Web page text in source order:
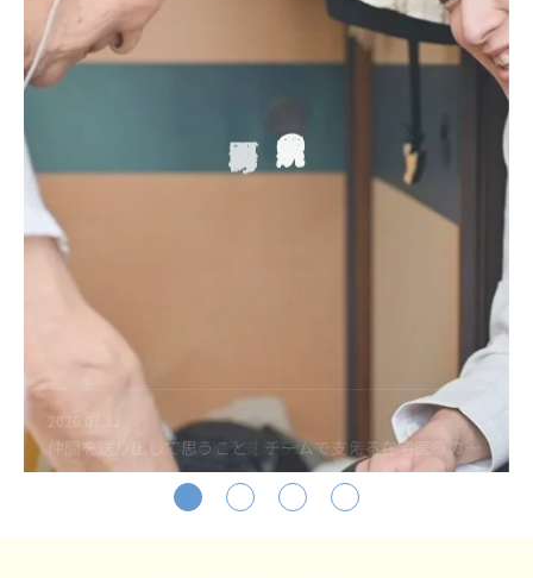
大学病院所属の
2026.07.31
喘息・COPDを在宅でどう支えるか ―― 呼吸器専門医によるクルズスを開催しました
2026.07.22
仲間を送り出して思うこと｜チームで支える在宅医療のかたち
横浜ホームクリニックについて
訪問診療のご案内
患者様のご紹介
お申込み
お問合せ
よくあるご質問
患者さまの声
採用情報